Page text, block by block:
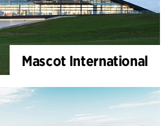
Mascot International